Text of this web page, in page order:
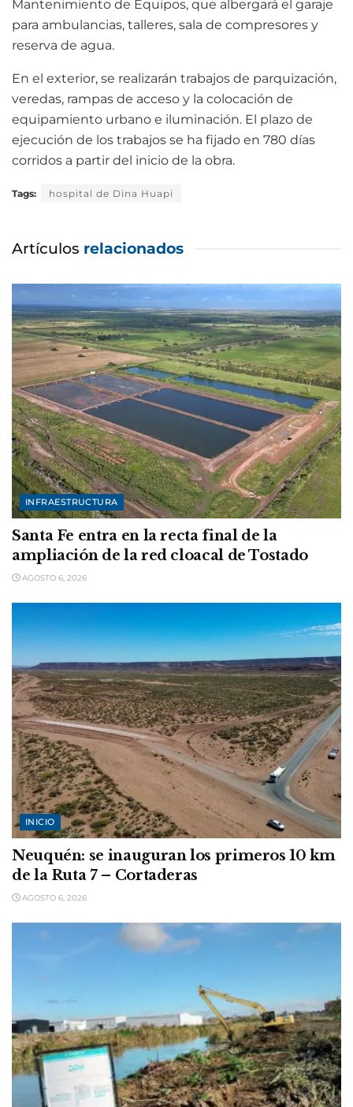
Mantenimiento de Equipos, que albergará el garaje
para ambulancias, talleres, sala de compresores y
reserva de agua.
En el exterior, se realizarán trabajos de parquización,
veredas, rampas de acceso y la colocación de
equipamiento urbano e iluminación. El plazo de
ejecución de los trabajos se ha fijado en 780 días
corridos a partir del inicio de la obra.
Tags: hospital de Dina Huapi
Artículos relacionados
INFRAESTRUCTURA
Santa Fe entra en la recta final de la
ampliación de la red cloacal de Tostado
AGOSTO 6, 2026
INICIO
Neuquén: se inauguran los primeros 10 km
de la Ruta 7 – Cortaderas
AGOSTO 6, 2026